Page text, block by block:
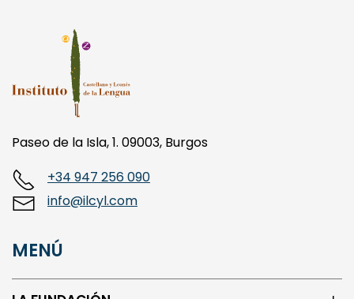
Paseo de la Isla, 1. 09003, Burgos
info@ilcyl.com
LA FUNDACIÓN